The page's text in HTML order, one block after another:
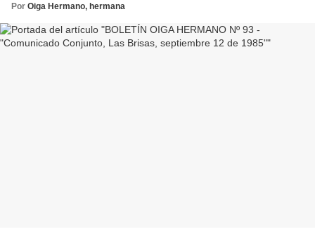
Por Oiga Hermano, hermana